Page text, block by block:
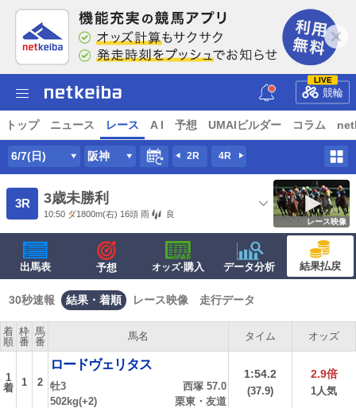
LIVE
競輪
トップ ニュース レース A I 予想 UMAIビルダー コラム
6/7(日) 阪神 2R 4R
3R 3歳未勝利
10:50 ダ1800m(右) 16頭 雨 良
レース映像
出馬表 予想 オッズ·購入 データ分析 結果払戻
30秒速報 結果・着順 レース映像 走行データ
着
順
枠
番
馬
番
馬名 タイム オッズ
1
着
1 2
ロードヴェリタス
牡3
502kg(+2)
西塚 57.0
栗東・友道
1:54.2
(37.9)
2.9倍
1人気